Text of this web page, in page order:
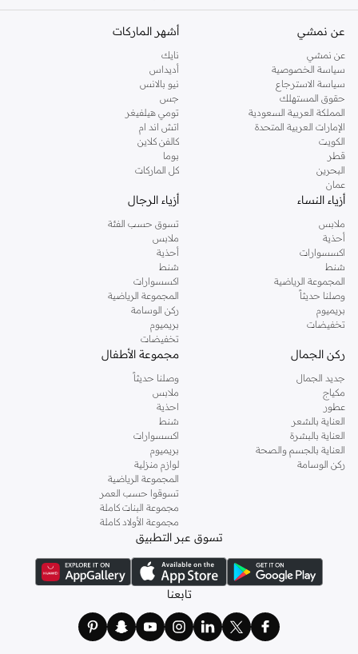
عن نمشي
عن نمشي
سياسة الخصوصية
سياسة الاسترجاع
حقوق المستهلك
المملكة العربية السعودية
الإمارات العربية المتحدة
الكويت
قطر
البحرين
عمان
أشهر الماركات
نايك
أديداس
نيو بالانس
جس
تومي هيلفيغر
اتش اند ام
كالفن كلاين
بوما
كل الماركات
أزياء النساء
ملابس
أحذية
اكسسوارات
شنط
المجموعة الرياضية
وصلنا حديثاً
بريميوم
تخفيضات
أزياء الرجال
تسوق حسب الفئة
ملابس
أحذية
شنط
اكسسوارات
المجموعة الرياضية
ركن الوسامة
بريميوم
تخفيضات
ركن الجمال
جديد الجمال
مكياج
عطور
العناية بالشعر
العناية بالبشرة
العناية بالجسم والصحة
ركن الوسامة
مجموعة الأطفال
وصلنا حديثاً
ملابس
احذية
شنط
اكسسوارات
بريميوم
لوازم منزلية
المجموعة الرياضية
تسوقوا حسب العمر
مجموعة البنات كاملة
مجموعة الأولاد كاملة
تسوق عبر التطبيق
تابعنا